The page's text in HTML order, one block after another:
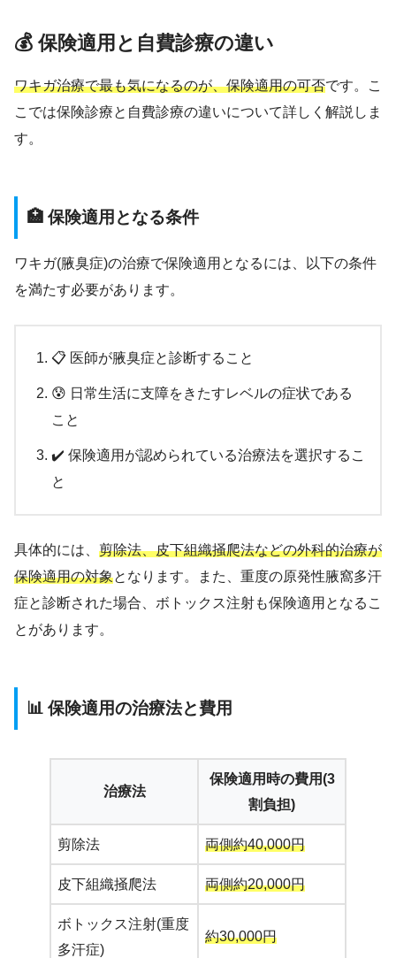
💰 保険適用と自費診療の違い
ワキガ治療で最も気になるのが、保険適用の可否です。こ
こでは保険診療と自費診療の違いについて詳しく解説しま
す。
🏥 保険適用となる条件
ワキガ(腋臭症)の治療で保険適用となるには、以下の条件
を満たす必要があります。
📋 医師が腋臭症と診断すること
😰 日常生活に支障をきたすレベルの症状である
こと
✔️ 保険適用が認められている治療法を選択するこ
と
具体的には、 剪除法、皮下組織掻爬法などの外科的治療が
保険適用の対象となります。また、重度の原発性腋窩多汗
症と診断された場合、ボトックス注射も保険適用となるこ
とがあります。
📊 保険適用の治療法と費用
治療法
保険適用時の費用(3
割負担)
剪除法 両側約40,000円
皮下組織掻爬法 両側約20,000円
ボトックス注射(重度
多汗症)
約30,000円